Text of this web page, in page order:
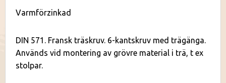
Varmförzinkad
DIN 571. Fransk träskruv. 6-kantskruv med trägänga.
Används vid montering av grövre material i trä, t ex
stolpar.